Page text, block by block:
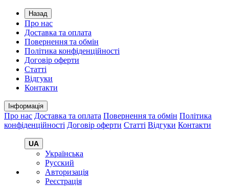
Назад
Про нас
Доставка та оплата
Повернення та обмін
Політика конфіденційності
Договір оферти
Статті
Відгуки
Контакти
Інформація
Про нас Доставка та оплата Повернення та обмін Політика
конфіденційності Договір оферти Статті Відгуки Контакти
UA
Українська
Русский
Авторизація
Реєстрація